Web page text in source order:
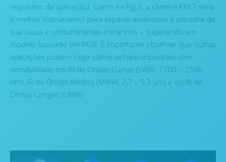
requisitos da aplicação). Como na Fig.2, a câmera FX17 seria
o melhor instrumento para separar amêndoas e pistache de
sua casca e contaminantes estranhos – superando um
modelo baseado em RGB. É importante observar que outras
aplicações podem exigir câmeras hiperespectrais com
sensibilidade em IR de Ondas Curtas (SWIR, 1700 – 2500
nm), IR de Ondas Médias (MWIR, 2,7 – 5,3 um) e ou IR de
Ondas Longas (LWIR)